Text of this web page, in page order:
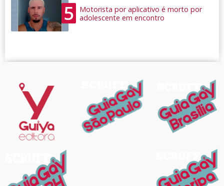
5
Motorista por aplicativo é morto por
adolescente em encontro